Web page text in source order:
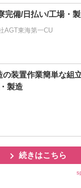
完備/日払い/工場・
AGT東海第一CU
の装置作業簡単な組
製造
続きはこちら